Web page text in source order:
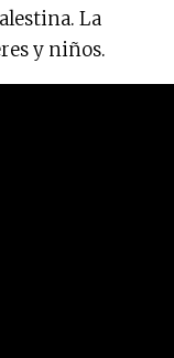
La
y niños.